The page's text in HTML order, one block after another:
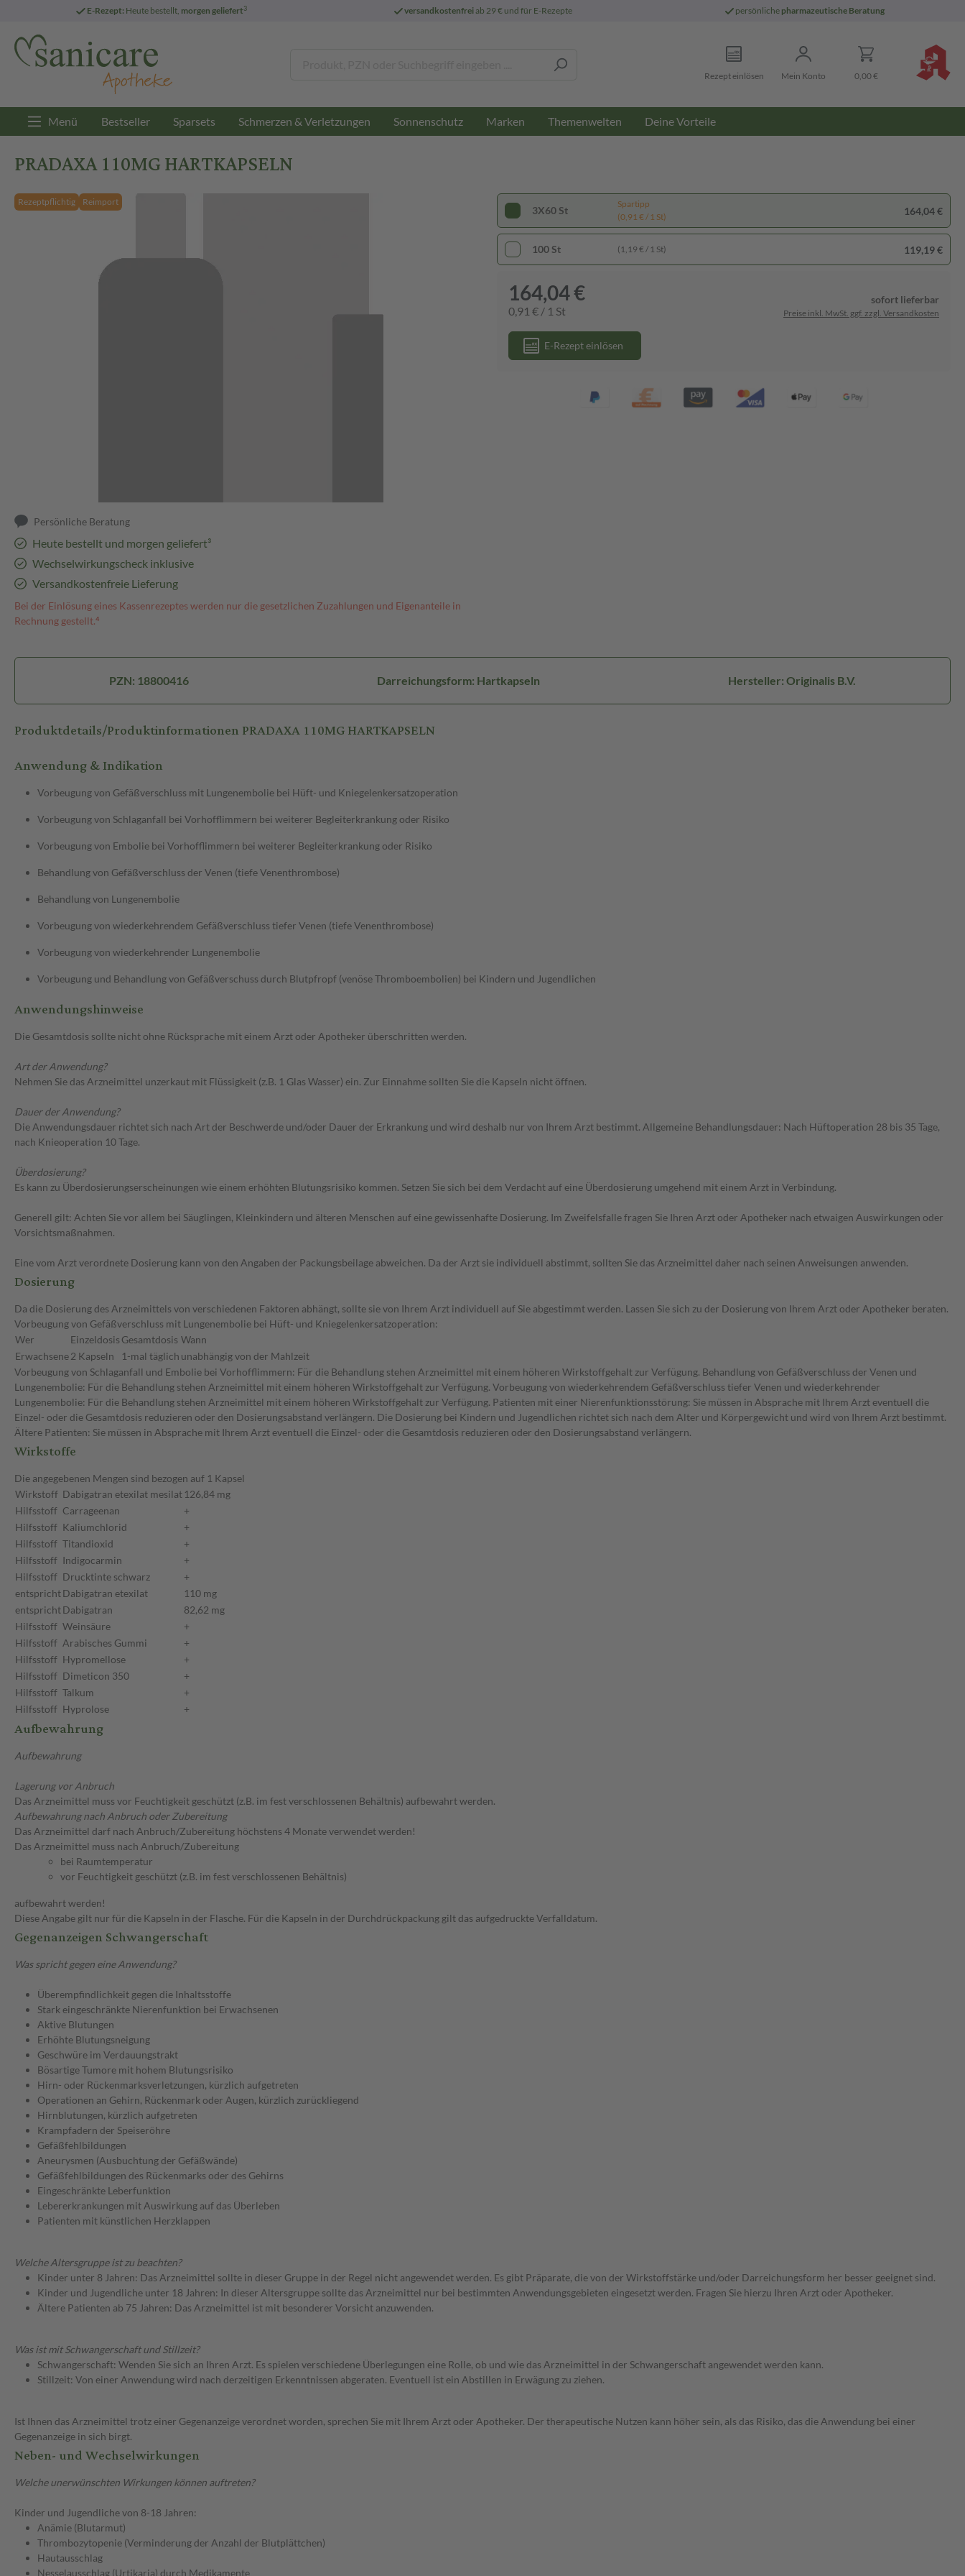
E-Rezept: Heute bestellt, morgen geliefert3 versandkostenfreiab 29 € und für E-Rezepte persönliche pharmazeutische Beratung
Rezept einlösen Mein Konto 0,00 €
Menü Bestseller Sparsets Schmerzen & Verletzungen Sonnenschutz Marken Themenwelten Deine Vorteile
PRADAXA 110MG HARTKAPSELN
Rezeptpflichtig Reimport
Persönliche Beratung
Heute bestellt und morgen geliefert³
Wechselwirkungscheck inklusive
Versandkostenfreie Lieferung
Bei der Einlösung eines Kassenrezeptes werden nur die gesetzlichen Zuzahlungen und Eigenanteile in
Rechnung gestellt.⁴
3X60 St
Spartipp
(0,91 € / 1 St)
164,04 €
100 St (1,19 € / 1 St) 119,19 €
164,04 €
0,91 € / 1 St
sofort lieferbar
Preise inkl. MwSt. ggf. zzgl. Versandkosten
E-Rezept einlösen
PZN: 18800416 Darreichungsform: Hartkapseln Hersteller: Originalis B.V.
Produktdetails/Produktinformationen PRADAXA 110MG HARTKAPSELN
Anwendung & Indikation
Vorbeugung von Gefäßverschluss mit Lungenembolie bei Hüft- und Kniegelenkersatzoperation
Vorbeugung von Schlaganfall bei Vorhofflimmern bei weiterer Begleiterkrankung oder Risiko
Vorbeugung von Embolie bei Vorhofflimmern bei weiterer Begleiterkrankung oder Risiko
Behandlung von Gefäßverschluss der Venen (tiefe Venenthrombose)
Behandlung von Lungenembolie
Vorbeugung von wiederkehrendem Gefäßverschluss tiefer Venen (tiefe Venenthrombose)
Vorbeugung von wiederkehrender Lungenembolie
Vorbeugung und Behandlung von Gefäßverschuss durch Blutpfropf (venöse Thromboembolien) bei Kindern und Jugendlichen
Anwendungshinweise
Die Gesamtdosis sollte nicht ohne Rücksprache mit einem Arzt oder Apotheker überschritten werden.
Art der Anwendung?
Nehmen Sie das Arzneimittel unzerkaut mit Flüssigkeit (z.B. 1 Glas Wasser) ein. Zur Einnahme sollten Sie die Kapseln nicht öffnen.
Dauer der Anwendung?
Die Anwendungsdauer richtet sich nach Art der Beschwerde und/oder Dauer der Erkrankung und wird deshalb nur von Ihrem Arzt bestimmt. Allgemeine Behandlungsdauer: Nach Hüftoperation 28 bis 35 Tage,
nach Knieoperation 10 Tage.
Überdosierung?
Es kann zu Überdosierungserscheinungen wie einem erhöhten Blutungsrisiko kommen. Setzen Sie sich bei dem Verdacht auf eine Überdosierung umgehend mit einem Arzt in Verbindung.
Generell gilt: Achten Sie vor allem bei Säuglingen, Kleinkindern und älteren Menschen auf eine gewissenhafte Dosierung. Im Zweifelsfalle fragen Sie Ihren Arzt oder Apotheker nach etwaigen Auswirkungen oder
Vorsichtsmaßnahmen.
Eine vom Arzt verordnete Dosierung kann von den Angaben der Packungsbeilage abweichen. Da der Arzt sie individuell abstimmt, sollten Sie das Arzneimittel daher nach seinen Anweisungen anwenden.
Dosierung
Da die Dosierung des Arzneimittels von verschiedenen Faktoren abhängt, sollte sie von Ihrem Arzt individuell auf Sie abgestimmt werden. Lassen Sie sich zu der Dosierung von Ihrem Arzt oder Apotheker beraten.
Vorbeugung von Gefäßverschluss mit Lungenembolie bei Hüft- und Kniegelenkersatzoperation:
Wer
Einzeldosis Gesamtdosis Wann
Erwachsene2 Kapseln 1-mal täglich unabhängig von der Mahlzeit
Vorbeugung von Schlaganfall und Embolie bei Vorhofflimmern: Für die Behandlung stehen Arzneimittel mit einem höheren Wirkstoffgehalt zur Verfügung. Behandlung von Gefäßverschluss der Venen und
Lungenembolie: Für die Behandlung stehen Arzneimittel mit einem höheren Wirkstoffgehalt zur Verfügung. Vorbeugung von wiederkehrendem Gefäßverschluss tiefer Venen und wiederkehrender
Lungenembolie: Für die Behandlung stehen Arzneimittel mit einem höheren Wirkstoffgehalt zur Verfügung. Patienten mit einer Nierenfunktionsstörung: Sie müssen in Absprache mit Ihrem Arzt eventuell die
Einzel- oder die Gesamtdosis reduzieren oder den Dosierungsabstand verlängern. Die Dosierung bei Kindern und Jugendlichen richtet sich nach dem Alter und Körpergewicht und wird von Ihrem Arzt bestimmt.
Ältere Patienten: Sie müssen in Absprache mit Ihrem Arzt eventuell die Einzel- oder die Gesamtdosis reduzieren oder den Dosierungsabstand verlängern.
Wirkstoffe
Die angegebenen Mengen sind bezogen auf 1 Kapsel
Wirkstoff Dabigatran etexilat mesilat 126,84 mg
Hilfsstoff Carrageenan
+
Hilfsstoff Kaliumchlorid
+
Hilfsstoff Titandioxid
+
Hilfsstoff Indigocarmin
+
Hilfsstoff Drucktinte schwarz
+
entsprichtDabigatran etexilat
110 mg
entsprichtDabigatran
82,62 mg
Hilfsstoff Weinsäure
+
Hilfsstoff Arabisches Gummi
+
Hilfsstoff Hypromellose
+
Hilfsstoff Dimeticon 350
+
Hilfsstoff Talkum
+
Hilfsstoff Hyprolose +
Aufbewahrung
Aufbewahrung
Lagerung vor Anbruch
Das Arzneimittel muss vor Feuchtigkeit geschützt (z.B. im fest verschlossenen Behältnis) aufbewahrt werden.
Aufbewahrung nach Anbruch oder Zubereitung
Das Arzneimittel darf nach Anbruch/Zubereitung höchstens 4 Monate verwendet werden!
Das Arzneimittel muss nach Anbruch/Zubereitung
bei Raumtemperatur
vor Feuchtigkeit geschützt (z.B. im fest verschlossenen Behältnis)
aufbewahrt werden!
Diese Angabe gilt nur für die Kapseln in der Flasche. Für die Kapseln in der Durchdrückpackung gilt das aufgedruckte Verfalldatum.
Gegenanzeigen Schwangerschaft
Was spricht gegen eine Anwendung?
Überempfindlichkeit gegen die Inhaltsstoffe
Stark eingeschränkte Nierenfunktion bei Erwachsenen
Aktive Blutungen
Erhöhte Blutungsneigung
Geschwüre im Verdauungstrakt
Bösartige Tumore mit hohem Blutungsrisiko
Hirn- oder Rückenmarksverletzungen, kürzlich aufgetreten
Operationen an Gehirn, Rückenmark oder Augen, kürzlich zurückliegend
Hirnblutungen, kürzlich aufgetreten
Krampfadern der Speiseröhre
Gefäßfehlbildungen
Aneurysmen (Ausbuchtung der Gefäßwände)
Gefäßfehlbildungen des Rückenmarks oder des Gehirns
Eingeschränkte Leberfunktion
Lebererkrankungen mit Auswirkung auf das Überleben
Patienten mit künstlichen Herzklappen
Welche Altersgruppe ist zu beachten?
Kinder unter 8 Jahren: Das Arzneimittel sollte in dieser Gruppe in der Regel nicht angewendet werden. Es gibt Präparate, die von der Wirkstoffstärke und/oder Darreichungsform her besser geeignet sind.
Kinder und Jugendliche unter 18 Jahren: In dieser Altersgruppe sollte das Arzneimittel nur bei bestimmten Anwendungsgebieten eingesetzt werden. Fragen Sie hierzu Ihren Arzt oder Apotheker.
Ältere Patienten ab 75 Jahren: Das Arzneimittel ist mit besonderer Vorsicht anzuwenden.
Was ist mit Schwangerschaft und Stillzeit?
Schwangerschaft: Wenden Sie sich an Ihren Arzt. Es spielen verschiedene Überlegungen eine Rolle, ob und wie das Arzneimittel in der Schwangerschaft angewendet werden kann.
Stillzeit: Von einer Anwendung wird nach derzeitigen Erkenntnissen abgeraten. Eventuell ist ein Abstillen in Erwägung zu ziehen.
Ist Ihnen das Arzneimittel trotz einer Gegenanzeige verordnet worden, sprechen Sie mit Ihrem Arzt oder Apotheker. Der therapeutische Nutzen kann höher sein, als das Risiko, das die Anwendung bei einer
Gegenanzeige in sich birgt.
Neben- und Wechselwirkungen
Welche unerwünschten Wirkungen können auftreten?
Kinder und Jugendliche von 8-18 Jahren:
Anämie (Blutarmut)
Thrombozytopenie (Verminderung der Anzahl der Blutplättchen)
Hautausschlag
Nesselausschlag (Urtikaria) durch Medikamente